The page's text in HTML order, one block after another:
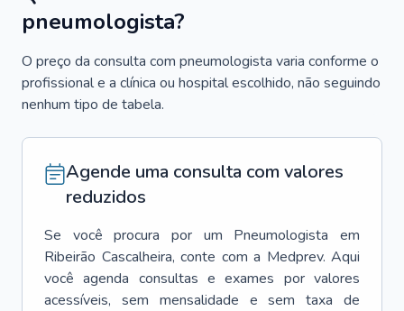
pneumologista?
O preço da consulta com pneumologista varia conforme o
profissional e a clínica ou hospital escolhido, não seguindo
nenhum tipo de tabela.
Agende uma consulta com valores
reduzidos
Se você procura por um Pneumologista
em
Ribeirão Cascalheira, conte com a Medprev. Aqui
você agenda consultas e exames por valores
acessíveis, sem mensalidade e sem taxa de